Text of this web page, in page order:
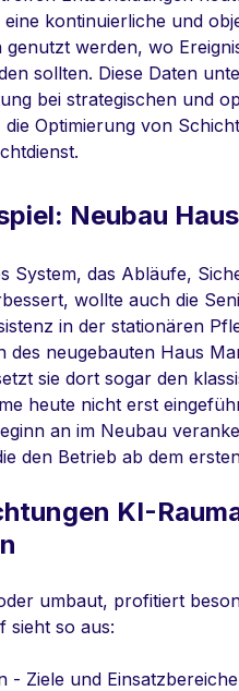
eine kontinuierliche und
genutzt werden, wo
sollten. Diese Daten
bei strategischen und
die Optimierung von
Neubau
System, das Abläufe,
wollte auch die
in der stationären
des neugebauten Haus
sie dort sogar den
heute nicht erst
an im Neubau
den Betrieb ab dem
KI-
umbaut, profitiert
sieht so aus:
- Ziele und